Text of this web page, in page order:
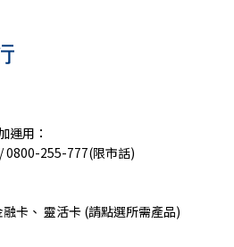
運用：
0800-255-777(限市話)
融卡、 靈活卡(請點選所需產品)